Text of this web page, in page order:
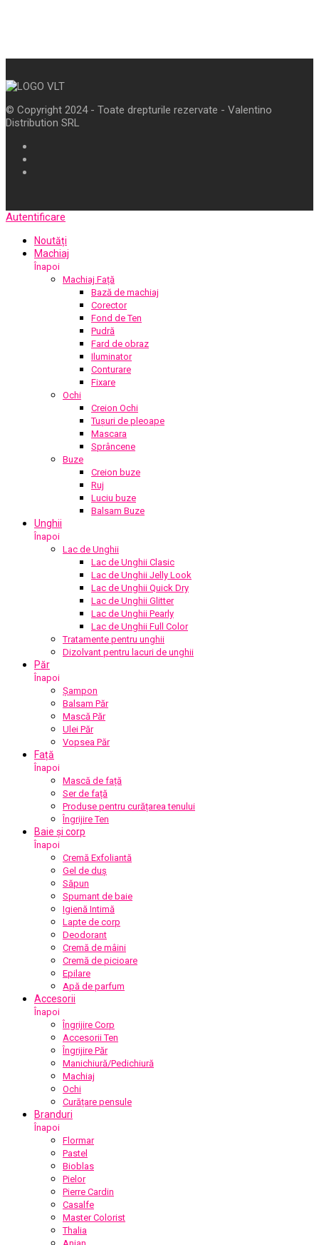
© Copyright 2024 - Toate drepturile rezervate - Valentino
Distribution SRL
Autentificare
Noutăți
Machiaj
Înapoi
Machiaj Față
Bază de machiaj
Corector
Fond de Ten
Pudră
Fard de obraz
Iluminator
Conturare
Fixare
Ochi
Creion Ochi
Tușuri de pleoape
Mascara
Sprâncene
Buze
Creion buze
Ruj
Luciu buze
Balsam Buze
Unghii
Înapoi
Lac de Unghii
Lac de Unghii Clasic
Lac de Unghii Jelly Look
Lac de Unghii Quick Dry
Lac de Unghii Glitter
Lac de Unghii Pearly
Lac de Unghii Full Color
Tratamente pentru unghii
Dizolvant pentru lacuri de unghii
Păr
Înapoi
Șampon
Balsam Păr
Mască Păr
Ulei Păr
Vopsea Păr
Față
Înapoi
Mască de față
Ser de față
Produse pentru curățarea tenului
Îngrijire Ten
Baie și corp
Înapoi
Cremă Exfoliantă
Gel de duș
Săpun
Spumant de baie
Igienă Intimă
Lapte de corp
Deodorant
Cremă de mâini
Cremă de picioare
Epilare
Apă de parfum
Accesorii
Înapoi
Îngrijire Corp
Accesorii Ten
Îngrijire Păr
Manichiură/Pedichiură
Machiaj
Ochi
Curățare pensule
Branduri
Înapoi
Flormar
Pastel
Bioblas
Pielor
Pierre Cardin
Casalfe
Master Colorist
Thalia